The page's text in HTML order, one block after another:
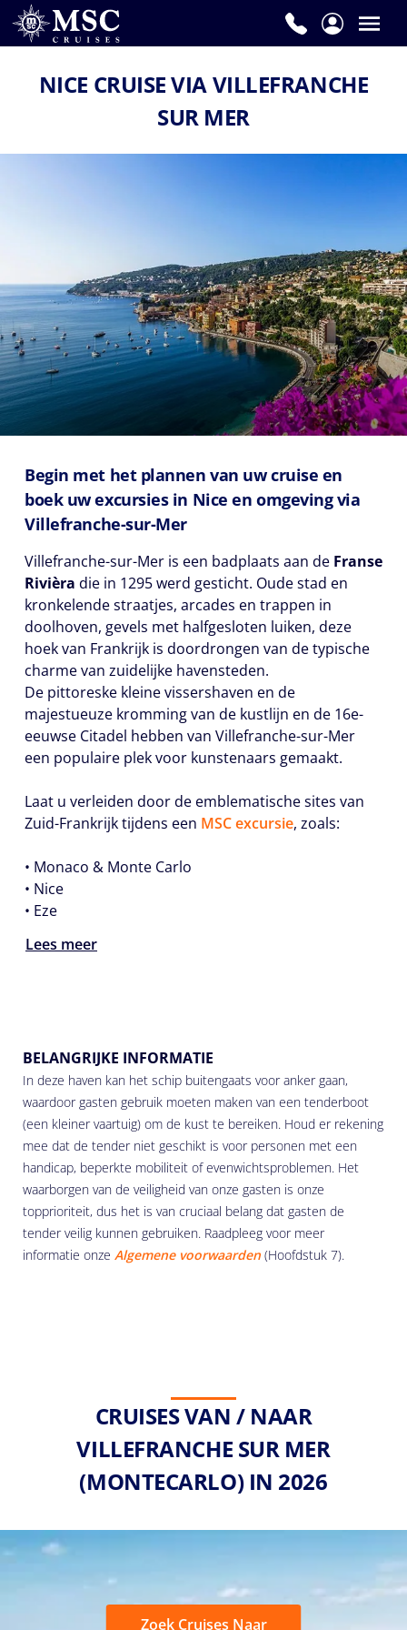
NICE CRUISE VIA VILLEFRANCHE
SUR MER
Begin met het plannen van uw cruise en
boek uw excursies in Nice en omgeving via
Villefranche-sur-Mer
Villefranche-sur-Mer is een badplaats aan de Franse
Rivièra die in 1295 werd gesticht. Oude stad en
kronkelende straatjes, arcades en trappen in
doolhoven, gevels met halfgesloten luiken, deze
hoek van Frankrijk is doordrongen van de typische
charme van zuidelijke havensteden.
De pittoreske kleine vissershaven en de
majestueuze kromming van de kustlijn en de 16e-
eeuwse Citadel hebben van Villefranche-sur-Mer
een populaire plek voor kunstenaars gemaakt.
Laat u verleiden door de emblematische sites van
Zuid-Frankrijk tijdens een MSC excursie, zoals:
• Monaco & Monte Carlo
• Nice
• Eze
Lees meer
BELANGRIJKE INFORMATIE
In deze haven kan het schip buitengaats voor anker gaan,
waardoor gasten gebruik moeten maken van een tenderboot
(een kleiner vaartuig) om de kust te bereiken. Houd er rekening
mee dat de tender niet geschikt is voor personen met een
handicap, beperkte mobiliteit of evenwichtsproblemen. Het
waarborgen van de veiligheid van onze gasten is onze
topprioriteit, dus het is van cruciaal belang dat gasten de
tender veilig kunnen gebruiken. Raadpleeg voor meer
informatie onze Algemene voorwaarden (Hoofdstuk 7).
CRUISES VAN / NAAR
VILLEFRANCHE SUR MER
(MONTECARLO) IN 2026
Zoek Cruises Naar